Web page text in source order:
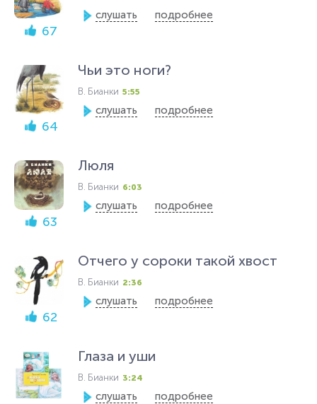
67
слушать подробнее
64
Чьи это ноги?
В. Бианки 5:55
слушать подробнее
63
Люля
В. Бианки 6:03
слушать подробнее
62
Отчего у сороки такой хвост
В. Бианки 2:36
слушать подробнее
Глаза и уши
В. Бианки 3:24
слушать подробнее